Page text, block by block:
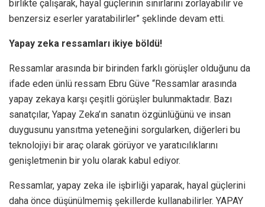
birlikte çalışarak, hayal güçlerinin sınırlarını zorlayabilir ve
benzersiz eserler yaratabilirler” şeklinde devam etti.
Yapay zeka ressamları ikiye böldü!
Ressamlar arasında bir birinden farklı görüşler olduğunu da
ifade eden ünlü ressam Ebru Güve “Ressamlar arasında
yapay zekaya karşı çeşitli görüşler bulunmaktadır. Bazı
sanatçılar, Yapay Zeka’ın sanatın özgünlüğünü ve insan
duygusunu yansıtma yeteneğini sorgularken, diğerleri bu
teknolojiyi bir araç olarak görüyor ve yaratıcılıklarını
genişletmenin bir yolu olarak kabul ediyor.
Ressamlar, yapay zeka ile işbirliği yaparak, hayal güçlerini
daha önce düşünülmemiş şekillerde kullanabilirler. YAPAY